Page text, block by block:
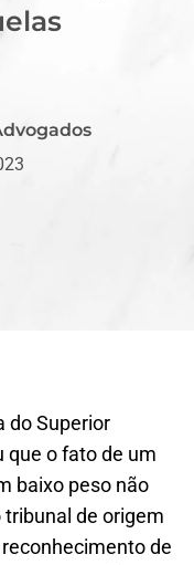
do Superior
que o fato de um
baixo peso não
de origem
de